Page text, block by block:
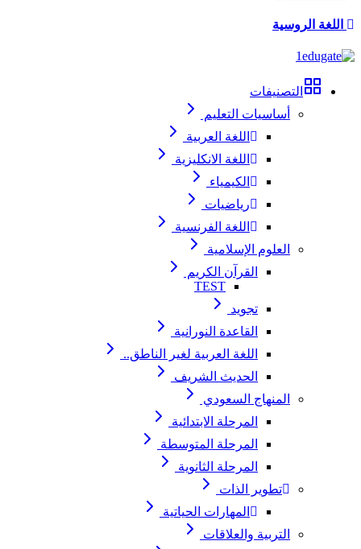
اللغة الروسية
التصنيفات
أساسيات التعليم
اللغة العربية
اللغة الانكليزية
الكيمياء
رياضيات
اللغة الفرنسية
العلوم الإسلامية
القرآن الكريم
TEST
تجويد
القاعدة النورانية
اللغة العربية لغير الناطق..
الحديث الشريف
المنهاج السعودي
المرحلة الابتدائية
المرحلة المتوسطة
المرحلة الثانوية
تطوير الذات
المهارات الحياتية
التربية والعلاقات